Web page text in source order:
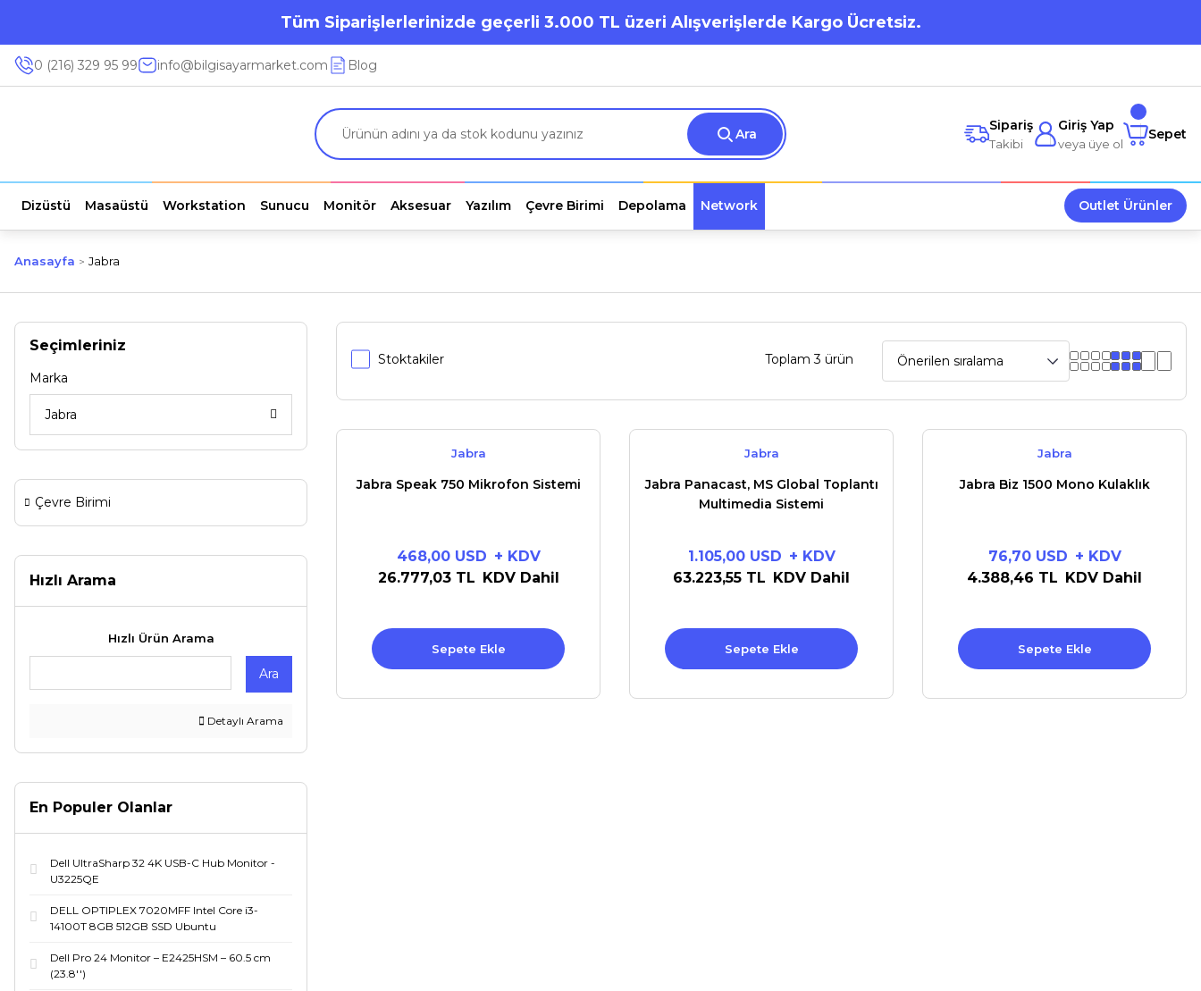
Tüm Siparişlerlerinizde geçerli 3.000 TL üzeri Alışverişlerde Kargo Ücretsiz.
0 (216) 329 95 99 info@bilgisayarmarket.com Blog
Ara
Sipariş
Takibi
Giriş Yap
veya üye ol
Sepet
Dizüstü Masaüstü Workstation Sunucu Monitör Aksesuar Yazılım Çevre Birimi Depolama Network Outlet Ürünler
Anasayfa Jabra
Seçimleriniz
Marka
Jabra
Çevre Birimi
Hızlı Arama
Hızlı Ürün Arama
Ara
Detaylı Arama
En Populer Olanlar
Dell UltraSharp 32 4K USB-C Hub Monitor -
U3225QE
DELL OPTIPLEX 7020MFF Intel Core i3-
14100T 8GB 512GB SSD Ubuntu
Dell Pro 24 Monitor – E2425HSM – 60.5 cm
(23.8'')
Stoktakiler Toplam 3 ürün
Jabra
Jabra Speak 750 Mikrofon Sistemi
468,00 USD + KDV
26.777,03 TL KDV Dahil
Sepete Ekle
Jabra
Jabra Panacast, MS Global Toplantı
Multimedia Sistemi
1.105,00 USD + KDV
63.223,55 TL KDV Dahil
Sepete Ekle
Jabra
Jabra Biz 1500 Mono Kulaklık
76,70 USD + KDV
4.388,46 TL KDV Dahil
Sepete Ekle